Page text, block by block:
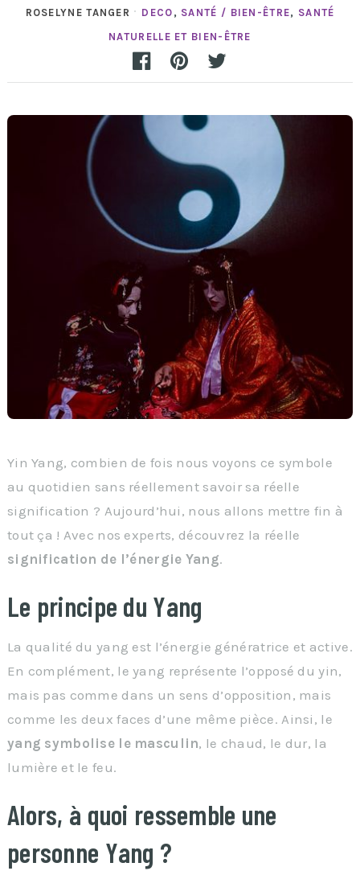
ROSELYNE TANGER DECO , SANTÉ / BIEN-ÊTRE, SANTÉ
NATURELLE ET BIEN-ÊTRE
Yin Yang, combien de fois nous voyons ce symbole
au quotidien sans réellement savoir sa réelle
signification ? Aujourd’hui, nous allons mettre fin à
tout ça ! Avec nos experts, découvrez la réelle
signification de l’énergie Yang.
Le principe du Yang
La qualité du yang est l’énergie génératrice et active.
En complément, le yang représente l’opposé du yin,
mais pas comme dans un sens d’opposition, mais
comme les deux faces d’une même pièce. Ainsi, le
yang symbolise le masculin, le chaud, le dur, la
lumière et le feu.
Alors, à quoi ressemble une
personne Yang ?